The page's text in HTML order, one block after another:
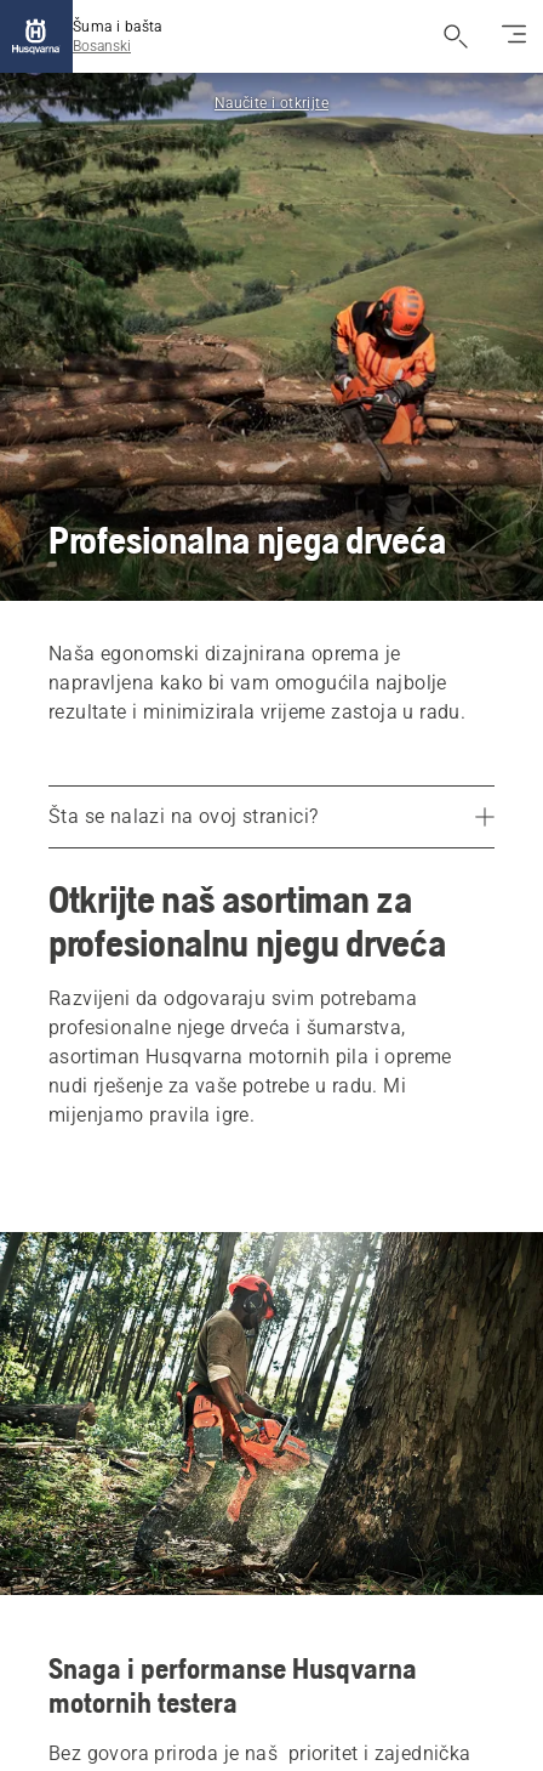
Šuma i bašta
Bosanski
Naučite i otkrijte
Profesionalna njega drveća
Naša egonomski dizajnirana oprema je
napravljena kako bi vam omogućila najbolje
rezultate i minimizirala vrijeme zastoja u radu.
Šta se nalazi na ovoj stranici?
Otkrijte naš asortiman
Motorne pile
Teleskopske pile
Šumski čistači
Otkrijte naš asortiman za
profesionalnu njegu drveća
Razvijeni da odgovaraju svim potrebama
profesionalne njege drveća i šumarstva,
asortiman Husqvarna motornih pila i opreme
nudi rješenje za vaše potrebe u radu. Mi
mijenjamo pravila igre.
Snaga i performanse Husqvarna
motornih testera
Bez govora priroda je naš prioritet i zajednička